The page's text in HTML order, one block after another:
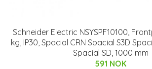
Schneider Electric NSYSPF10100,
kg, IP30, Spacial CRN Spacial S3D
Spacial SD, 1000 mm
591 NOK